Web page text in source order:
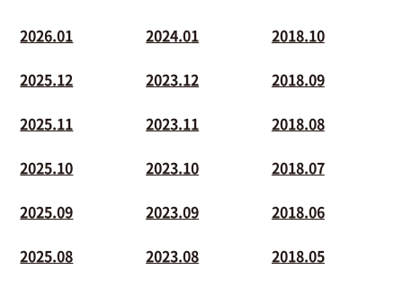
2026.01
2025.12
2025.11
2025.10
2025.09
2025.08
2024.01
2023.12
2023.11
2023.10
2023.09
2023.08
2018.10
2018.09
2018.08
2018.07
2018.06
2018.05